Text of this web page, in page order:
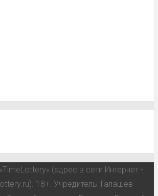
(адрес в сети Интернет -
18+. Учредитель: Галашев